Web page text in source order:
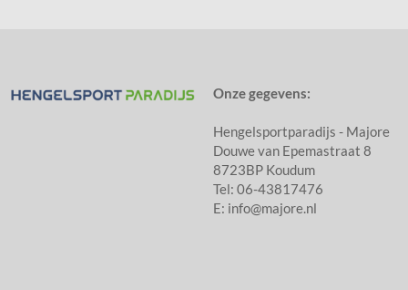
Onze gegevens:
Hengelsportparadijs - Majore
Douwe van Epemastraat 8
8723BP Koudum
Tel: 06-43817476
E: info@majore.nl